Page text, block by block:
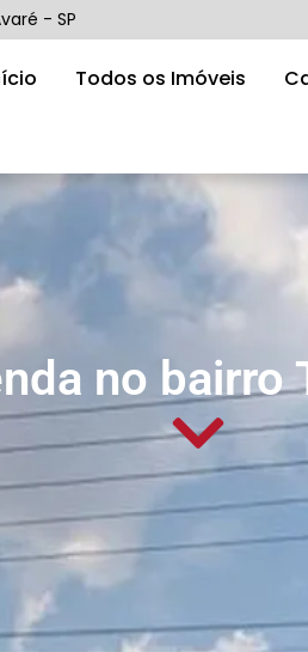
- SP
Todos os Imóveis
no bairro